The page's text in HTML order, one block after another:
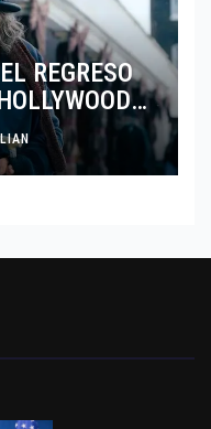
REGRESO
CINE